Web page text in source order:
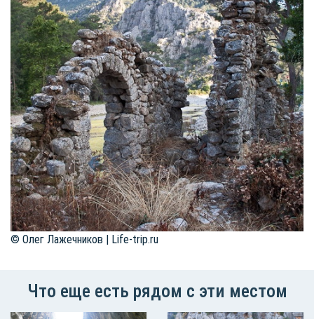
© Олег Лажечников | Life-trip.ru
Что еще есть рядом с эти местом